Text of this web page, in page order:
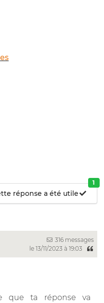
réponse a été utile
1
316 messages
le 13/11/2023 à 19:03
que ta réponse va